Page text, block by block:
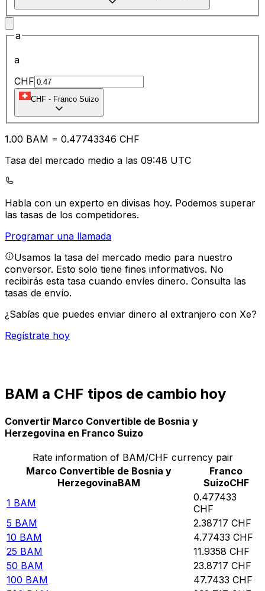
a
a
CHF
CHF - Franco Suizo
1.00 BAM = 0.47743346 CHF
Tasa del mercado medio a las 09:48 UTC
Habla con un experto en divisas hoy. Podemos superar
las tasas de los competidores.
Programar una llamada
Usamos la tasa del mercado medio para nuestro
conversor. Esto solo tiene fines informativos. No
recibirás esta tasa cuando envíes dinero. Consulta las
tasas de envío.
¿Sabías que puedes enviar dinero al extranjero con Xe?
Regístrate hoy
BAM a CHF tipos de cambio hoy
Convertir Marco Convertible de Bosnia y
Herzegovina en Franco Suizo
Rate information of BAM/CHF currency pair
Marco Convertible de Bosnia y
HerzegovinaBAM
Franco
SuizoCHF
1 BAM
0.477433
CHF
5 BAM 2.38717 CHF
10 BAM 4.77433 CHF
25 BAM 11.9358 CHF
50 BAM 23.8717 CHF
100 BAM 47.7433 CHF